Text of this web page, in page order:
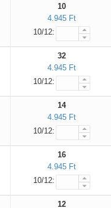
10
4.945 Ft
10/12:
32
4.945 Ft
10/12:
14
4.945 Ft
10/12:
16
4.945 Ft
10/12:
12